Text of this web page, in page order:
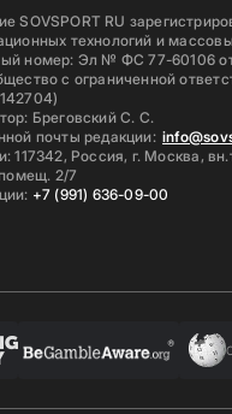
SOVSPORT RU
технологий и
номер: Эл № ФС 77-60106
с ограниченной
Бреговский С. С.
почты редакции:
117342, Россия, г. Москва,
2/7
+7 (991) 636-09-00